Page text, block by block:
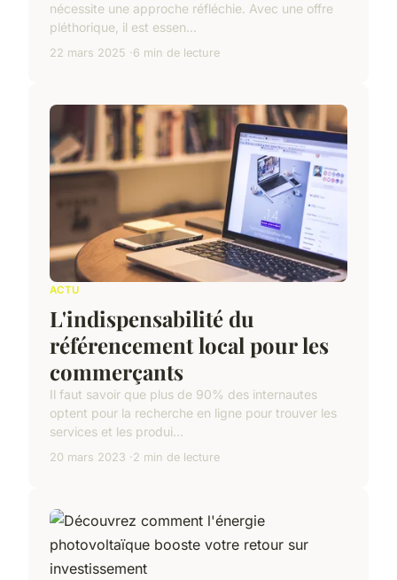
nécessite une approche réfléchie. Avec une offre
pléthorique, il est essen...
22 mars 2025 6 min de lecture
ACTU
L'indispensabilité du
référencement local pour les
commerçants
Il faut savoir que plus de 90% des internautes
optent pour la recherche en ligne pour trouver les
services et les produi...
20 mars 2023 2 min de lecture